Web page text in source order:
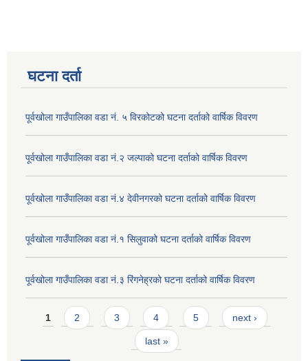
घटना दर्ता
पूर्वखोला गाउँपालिका वडा नं. ५ विरकोटको घटना दर्ताको वार्षिक विवरण
पूर्वखोला गाउँपालिका वडा नं.२ जल्पाको घटना दर्ताको वार्षिक विवरण
पूर्वखोला गाउँपालिका वडा नं.४ देवीनगरको घटना दर्ताको वार्षिक विवरण
पूर्वखोला गाउँपालिका वडा नं.१ सिलुवाको घटना दर्ताको वार्षिक विवरण
पूर्वखोला गाउँपालिका वडा नं.३ रिंगनेह्रको घटना दर्ताको वार्षिक विवरण
Pages
1 2 3 4 5 next ›
last »